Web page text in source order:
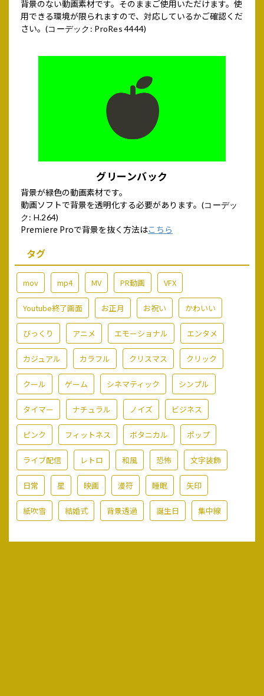
背景のない動画素材です。そのままご使用いただけます。使
用できる環境が限られますので、対応しているかご確認くだ
さい。 (コーデック: ProRes 4444)
グリーンバック
背景が緑色の動画素材です。
動画ソフトで背景を透明化する必要があります。 (コーデッ
ク: H.264)
Premiere Proで背景を抜く方法はこちら
タグ
mov mp4 MV PR動画 VFX
Youtube終了画面 お正月 お祝い かわいい
びっくり アニメ エモーショナル エンタメ
カジュアル カラフル クリスマス クリック
クール ゲーム シネマティック シンプル
タイマー ナチュラル ノイズ ビジネス
ピンク フィットネス ボタニカル ポップ
ライブ配信 レトロ 和風 恐怖 文字装飾
日常 星 映画 漫符 睡眠 矢印
紙吹雪 結婚式 背景透過 誕生日 集中線